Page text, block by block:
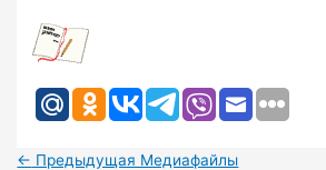
← Предыдущая Медиафайлы